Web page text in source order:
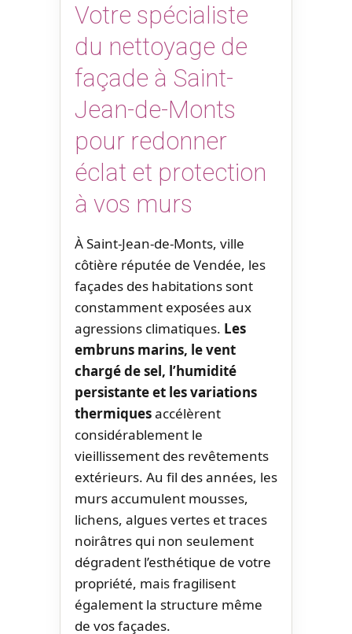
Votre spécialiste
du nettoyage de
façade à Saint-
Jean-de-Monts
pour redonner
éclat et protection
à vos murs
À Saint-Jean-de-Monts, ville
côtière réputée de Vendée, les
façades des habitations sont
constamment exposées aux
agressions climatiques. Les
embruns marins, le vent
chargé de sel, l’humidité
persistante et les variations
thermiquesaccélèrent
considérablement le
vieillissement des revêtements
extérieurs. Au fil des années, les
murs accumulent mousses,
lichens, algues vertes et traces
noirâtres qui non seulement
dégradent l’esthétique de votre
propriété, mais fragilisent
également la structure même
de vos façades.